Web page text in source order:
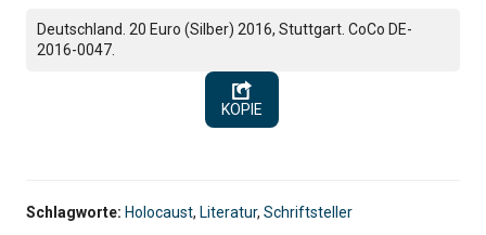
Deutschland. 20 Euro (Silber) 2016, Stuttgart. CoCo DE-
2016-0047.
KOPIE
Schlagworte: Holocaust, Literatur, Schriftsteller